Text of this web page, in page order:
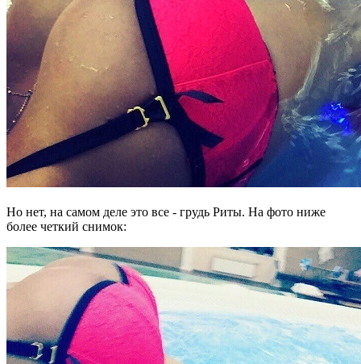
Но нет, на самом деле это все - грудь Риты. На фото ниже
более четкий снимок: